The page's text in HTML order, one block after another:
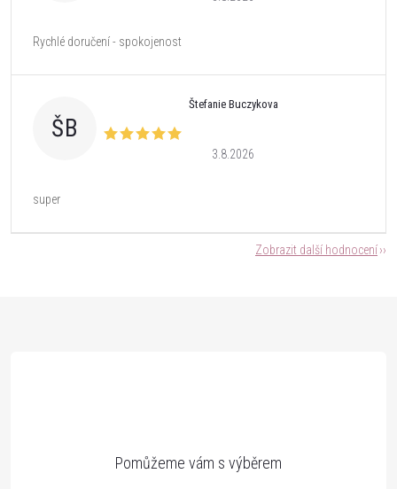
Rychlé doručení - spokojenost
ŠB
Štefanie Buczykova
3.8.2026
super
Zobrazit další hodnocení